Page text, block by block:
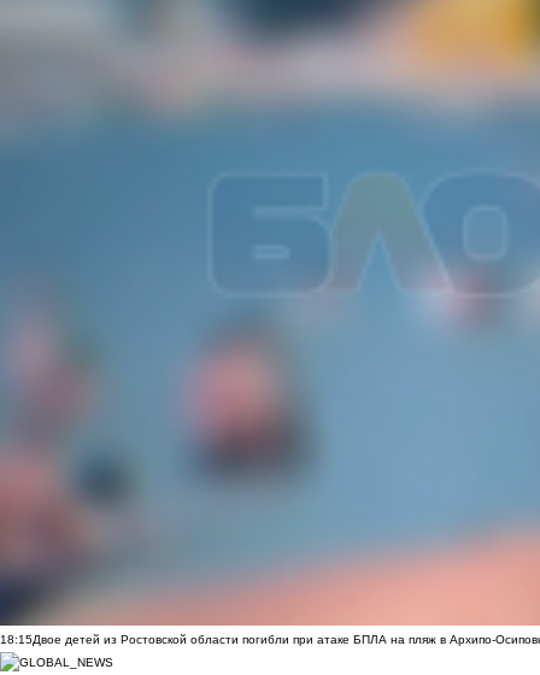
18:15Двое детей из Ростовской области погибли при атаке БПЛА на пляж в Архипо-